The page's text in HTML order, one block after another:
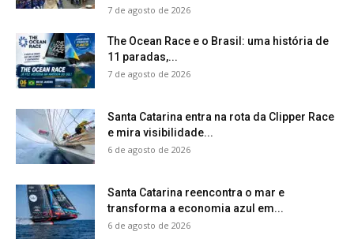
7 de agosto de 2026
The Ocean Race e o Brasil: uma história de
11 paradas,...
7 de agosto de 2026
Santa Catarina entra na rota da Clipper Race
e mira visibilidade...
6 de agosto de 2026
Santa Catarina reencontra o mar e
transforma a economia azul em...
6 de agosto de 2026